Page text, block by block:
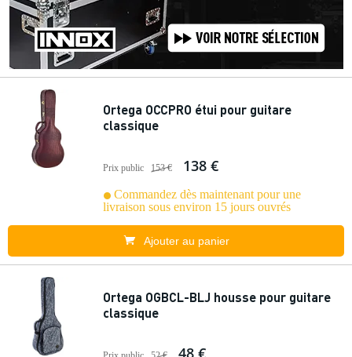
Ortega OCCPRO étui pour guitare
classique
Prix public 153 € 138 €
Commandez dès maintenant pour une
livraison sous environ 15 jours ouvrés
Ajouter au panier
Ortega OGBCL-BLJ housse pour guitare
classique
48 €